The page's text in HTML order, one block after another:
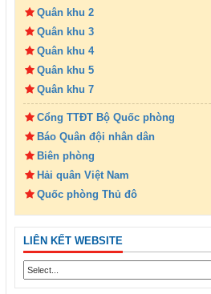
Quân khu 2
Quân khu 3
Quân khu 4
Quân khu 5
Quân khu 7
Cổng TTĐT Bộ Quốc phòng
Báo Quân đội nhân dân
Biên phòng
Hải quân Việt Nam
Quốc phòng Thủ đô
LIÊN KẾT WEBSITE